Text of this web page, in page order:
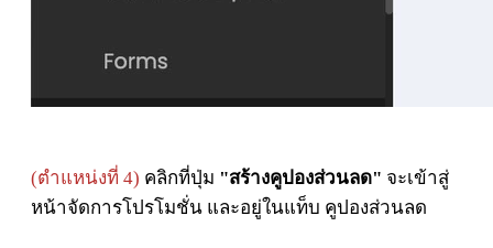
(ตำแหน่งที่ 4) คลิกที่ปุ่ม "สร้างคูปองส่วนลด" จะเข้าสู่
หน้าจัดการโปรโมชั่น และอยู่ในแท็บ คูปองส่วนลด